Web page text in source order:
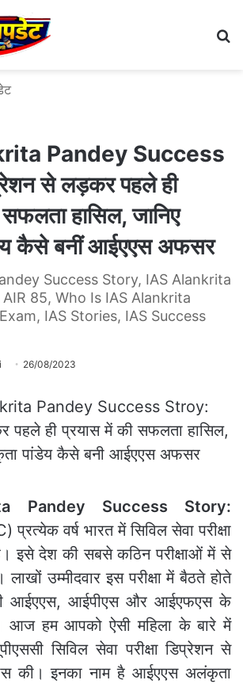
Pandey Success
से लड़कर पहले ही
हासिल, जानिए
कैसे बनीं आईएएस अफसर
Success Story, IAS Alankrita
AIR 85, Who Is IAS Alankrita
IAS Stories, IAS Success
26/08/2023
Pandey Success Story:
प्रत्येक वर्ष भारत में सिविल सेवा परीक्षा
इसे देश की सबसे कठिन परीक्षाओं में से
उम्मीदवार इस परीक्षा में बैठते होते
आईएएस, आईपीएस और आईएफएस के
आज हम आपको ऐसी महिला के बारे में
सिविल सेवा परीक्षा डिप्रेशन से
की। इनका नाम है आईएएस अलंकृता